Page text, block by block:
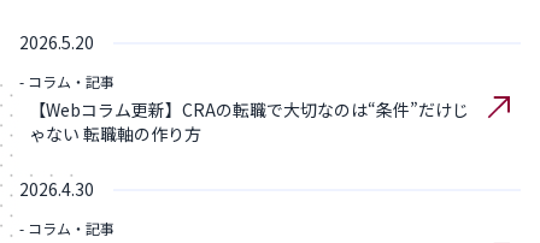
2026.5.20
- コラム・記事
【Webコラム更新】CRAの転職で大切なのは“条件”だけじ
ゃない 転職軸の作り方
2026.4.30
- コラム・記事